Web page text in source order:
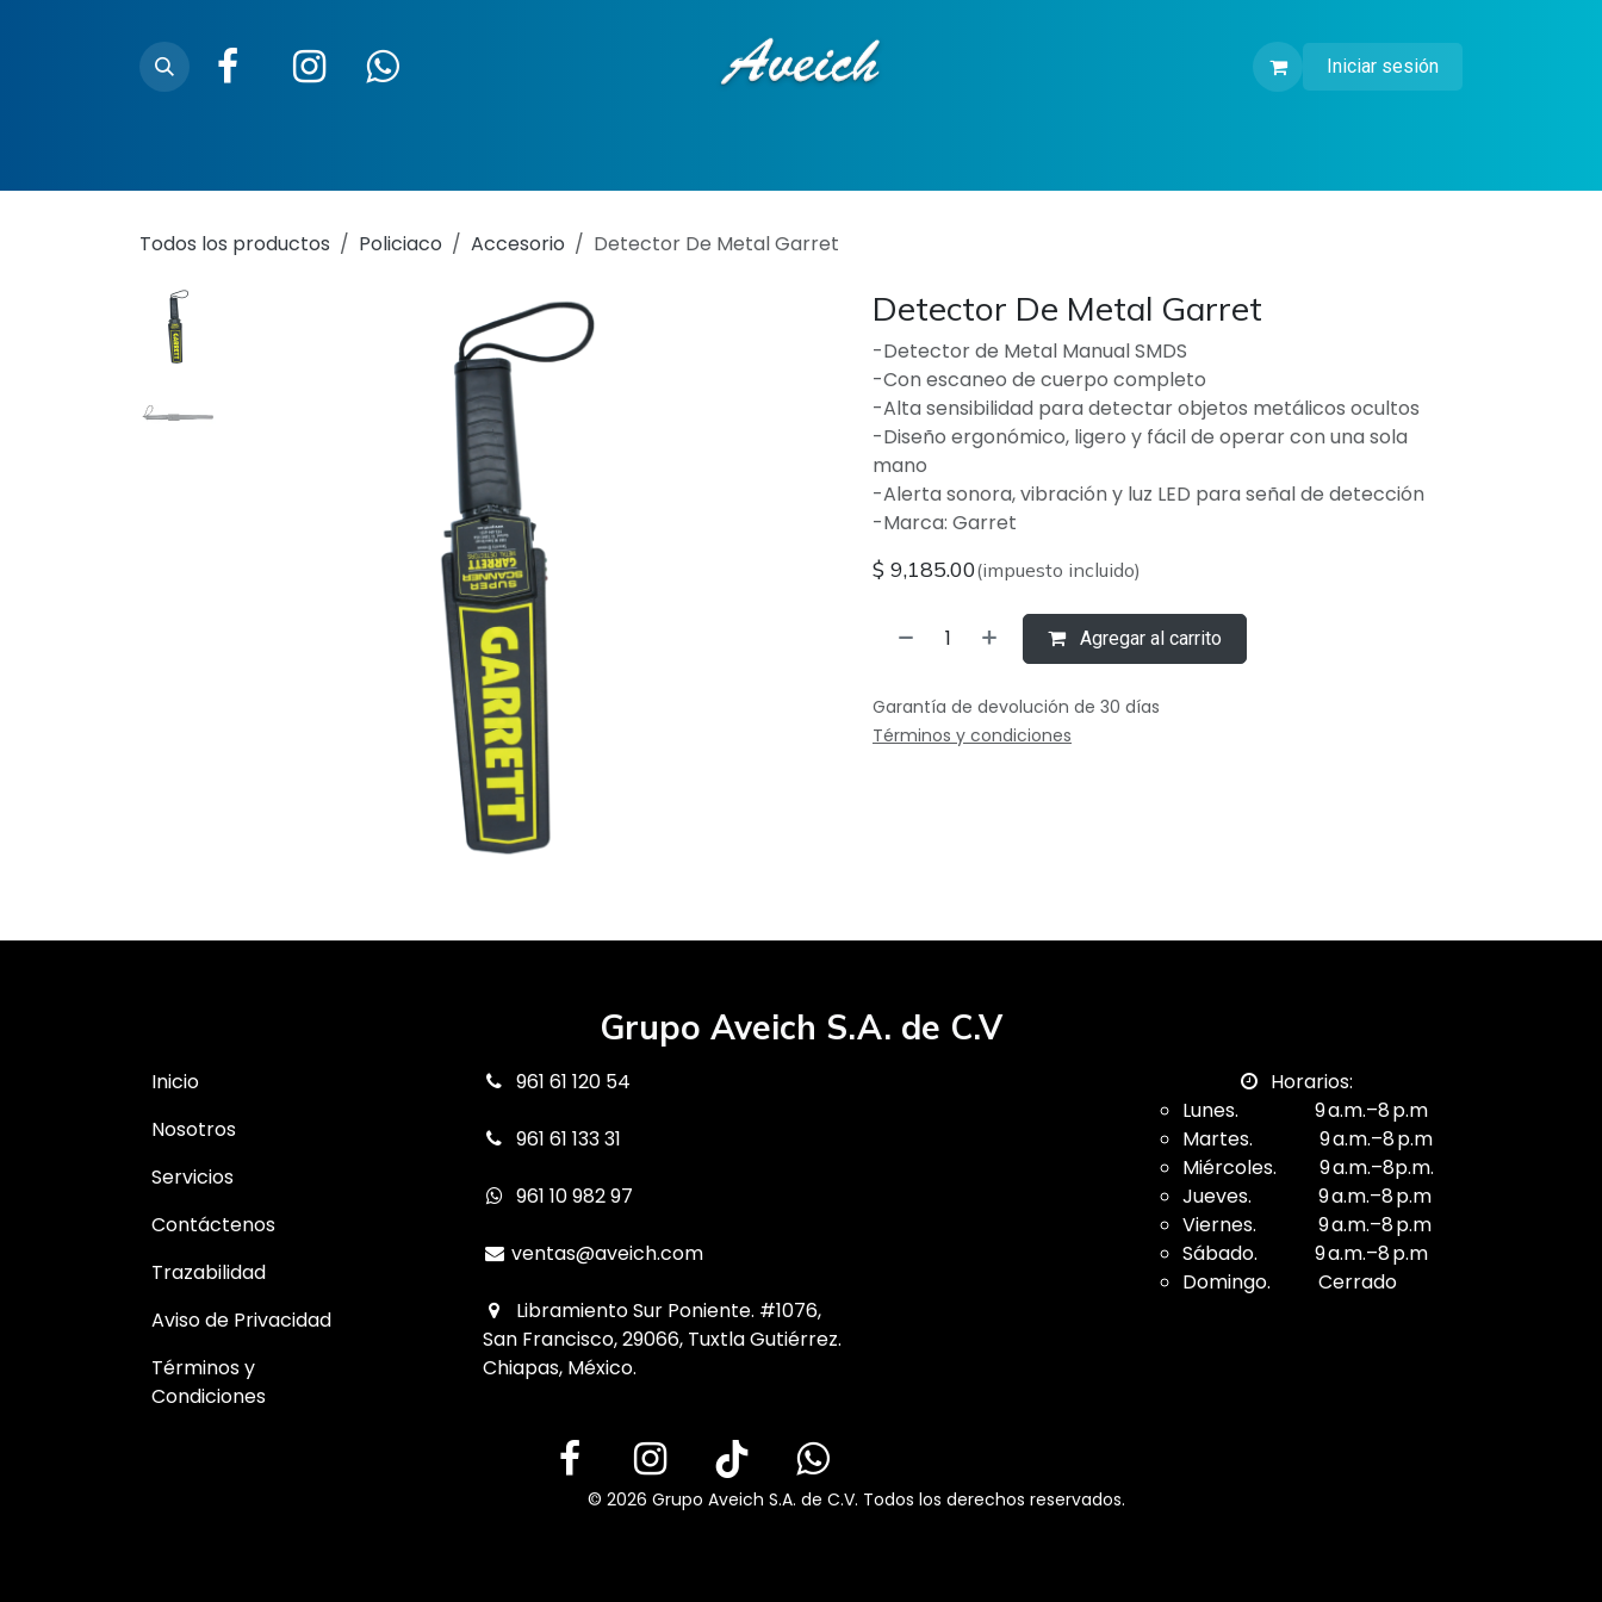
Iniciar sesión
Todos los productos Policiaco Accesorio Detector De Metal Garret
Detector De Metal Garret
-Detector de Metal Manual SMDS
-Con escaneo de cuerpo completo
-Alta sensibilidad para detectar objetos metálicos ocultos
-Diseño ergonómico, ligero y fácil de operar con una sola
mano
-Alerta sonora, vibración y luz LED para señal de detección
-Marca: Garret
$ 9,185.00(impuesto incluido)
Agregar al carrito
Garantía de devolución de 30 días
Términos y condiciones
Grupo Aveich S.A. de C.V
Inicio
Nosotros
Servicios
Contáctenos
Trazabilidad
Aviso de Privacidad
Términos y
Condiciones
© 2026 Grupo Aveich S.A. de C.V. Todos los derechos reservados.
961 61 120 54
961 61 133 31
961 10 982 97
ventas@aveich.com
Libramiento Sur Poniente. #1076,
San Francisco, 29066, Tuxtla Gutiérrez.
Chiapas, México.
Horarios:
Lunes. 9 a.m.–8 p.m
Martes. 9 a.m.–8 p.m
Miércoles. 9 a.m.–8p.m.
Jueves. 9 a.m.–8 p.m
Viernes. 9 a.m.–8 p.m
Sábado. 9 a.m.–8 p.m
Domingo. Cerrado